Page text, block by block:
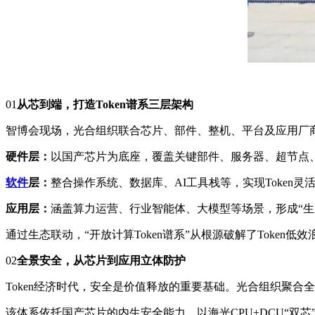
01 从芯到端，打造Token谱系三层架构
智博会现场，光合组织联合芯片、部件、整机、平台及应用
硬件层： 以国产芯片为底座，覆盖关键部件、服务器、超节
软件层： 整合操作系统、数据库、AI工具栈等，实现Token灵
应用层： 涵盖算力运营、行业智能体、大模型等场景，形成“
通过生态联动，“开放计算Token谱系”从根源破解了Token低
02全景安全，从芯片到应用立体防护
Token经济时代，安全是价值释放的重要基础。光合组织聚合
该体系依托国产芯片的内生安全能力，以海光CPU+DCU“双